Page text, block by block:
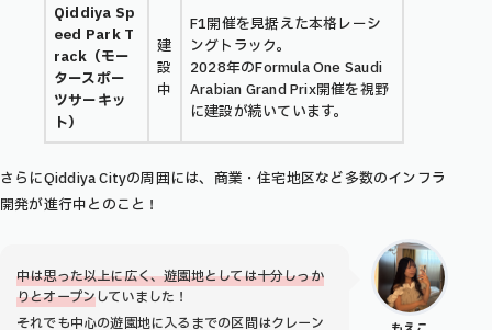
Qiddiya Sp
eed Park T
rack（モー
タースポー
ツサーキッ
ト）
建
設
中
F1開催を見据えた本格レーシ
ングトラック。
2028年のFormula One Saudi
Arabian Grand Prix開催を視野
に建設が続いています。
さらにQiddiya Cityの周囲には、商業・住宅地区など多数のインフラ
開発が進行中とのこと！
中は思った以上に広く、遊園地としては十分しっか
りとオープンしていました！
それでも中心の遊園地に入るまでの区間はクレーン